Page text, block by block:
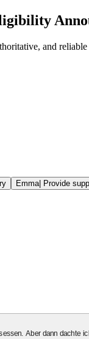
and
Emma| Provide
Aber dann dachte